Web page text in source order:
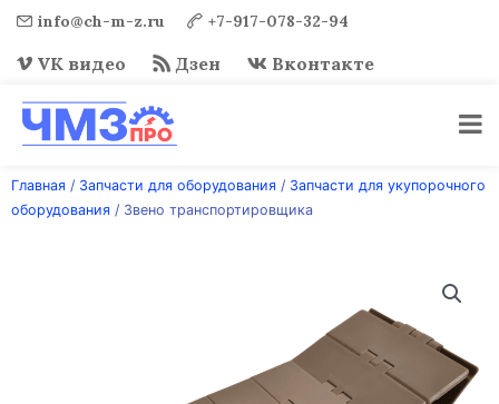
info@ch-m-z.ru +7-917-078-32-94
VK видео Дзен Вконтакте
содержимому
Главная / Запчасти для оборудования / Запчасти для укупорочного
оборудования / Звено транспортировщика